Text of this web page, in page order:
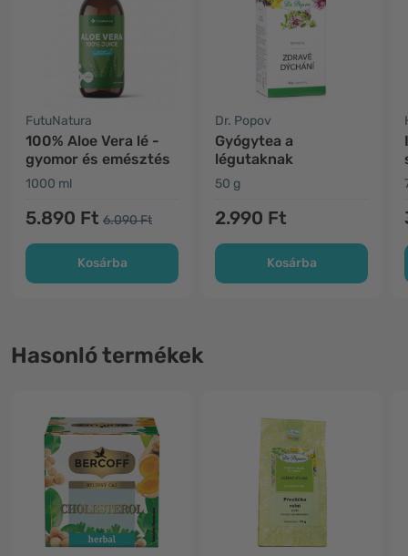
FutuNatura
100% Aloe Vera lé -
gyomor és emésztés
1000 ml
5.890 Ft 6.090 Ft
Kosárba
Dr. Popov
Gyógytea a
légutaknak
50 g
2.990 Ft
Kosárba
Hasonló termékek